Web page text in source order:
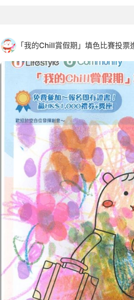
「我的Chill賞假期」填色比賽投票